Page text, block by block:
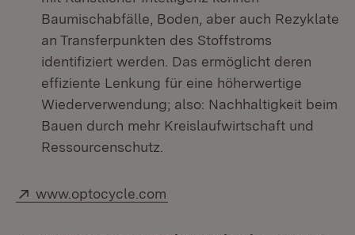
Baumischabfälle, Boden, aber auch Rezyklate
an Transferpunkten des Stoffstroms
identifiziert werden. Das ermöglicht deren
effiziente Lenkung für eine höherwertige
Wiederverwendung; also: Nachhaltigkeit beim
Bauen durch mehr Kreislaufwirtschaft und
Ressourcenschutz.
Extern:
www.optocycle.com